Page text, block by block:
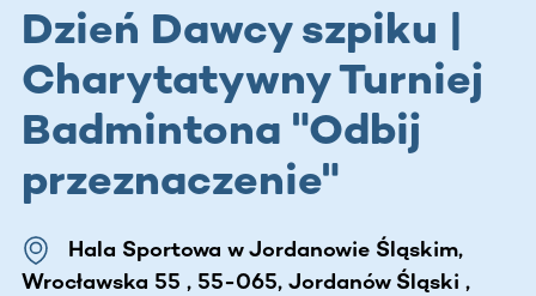
Dzień Dawcy szpiku |
Charytatywny Turniej
Badmintona "Odbij
przeznaczenie"
Hala Sportowa w Jordanowie Śląskim,
Wrocławska 55 , 55-065, Jordanów Śląski ,